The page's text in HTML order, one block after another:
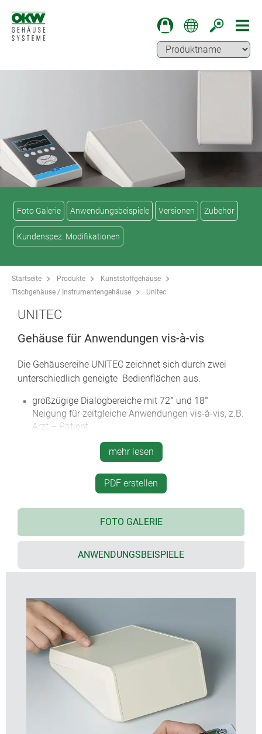
Foto Galerie Anwendungsbeispiele Versionen Zubehör
Kundenspez. Modifikationen
Startseite Produkte
Kunststoffgehäuse
Tischgehäuse / Instrumentengehäuse
Unitec
UNITEC
Gehäuse für Anwendungen vis-à-vis
Die Gehäusereihe UNITEC zeichnet sich durch zwei
unterschiedlich geneigte Bedienflächen aus.
großzügige Dialogbereiche mit 72° und 18°
Neigung für zeitgleiche Anwendungen vis-à-vis, z.B.
Arzt – Patient
ästhetisches Design für Tischgeräte und
Wandapplikationen
2 Größen, je 12 Ausführungen
vertiefte Bedienflächen 0,6 mm (Dekorfolien) oder
einzigartig, Möglichkeit für umlaufende
Digitaldruckfolie
Ausführungen mit Batteriefach für 3 oder 5 x AA
flexibel bei der Bestückung; Positionierung der
Befestigungsdome integriert
Elektronik und Schnittstellen können als
Komplettpaket eingebaut werden, dazu ist das
Ober- und Frontteil rechtwinklig angeordnet
Schutzart IP 40
verdeckte Wandbefestigung (Zubehör),
verschiedene Ausrichtungen
mehr lesen
PDF erstellen
FOTO GALERIE
ANWENDUNGSBEISPIELE